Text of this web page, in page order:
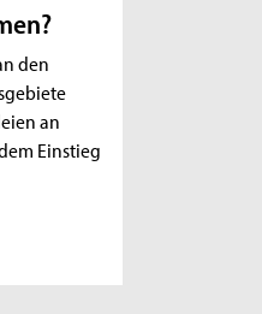
den
an
Einstieg